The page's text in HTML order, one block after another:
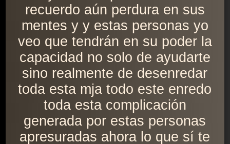
recuerdo aún perdura en sus
mentes y y estas personas yo
veo que tendrán en su poder la
capacidad no solo de ayudarte
sino realmente de desenredar
toda esta mja todo este enredo
toda esta complicación
generada por estas personas
apresuradas ahora lo que sí te